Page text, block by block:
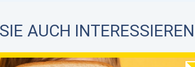
AUCH INTERESSIEREN